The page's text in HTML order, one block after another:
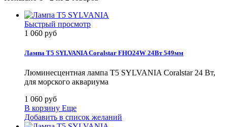
Быстрый просмотр
1 060 руб
Лампа T5 SYLVANIA Coralstar FHO24W 24Вт 549мм
Люминесцентная лампа T5 SYLVANIA Coralstar 24 Вт,
для морского аквариума
1 060 руб
В корзину Еще
Добавить в список желаний